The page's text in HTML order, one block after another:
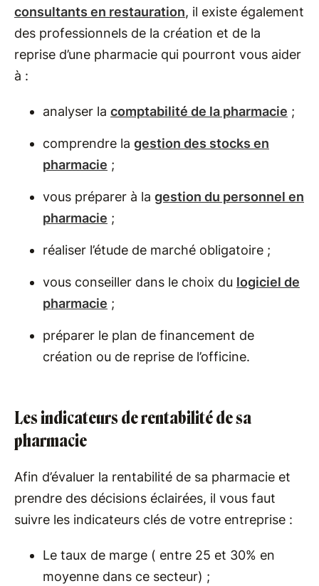
consultants en restauration, il existe également
des professionnels de la création et de la
reprise d’une pharmacie qui pourront vous aider
à :
analyser la comptabilité de la pharmacie ;
comprendre la gestion des stocks en
pharmacie ;
vous préparer à la gestion du personnel en
pharmacie ;
réaliser l’étude de marché obligatoire ;
vous conseiller dans le choix du logiciel de
pharmacie ;
préparer le plan de financement de
création ou de reprise de l’officine.
Les indicateurs de rentabilité de sa
pharmacie
Afin d’évaluer la rentabilité de sa pharmacie et
prendre des décisions éclairées, il vous faut
suivre les indicateurs clés de votre entreprise :
Le taux de marge ( entre 25 et 30% en
moyenne dans ce secteur) ;